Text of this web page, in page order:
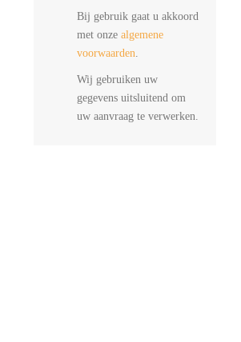
Bij gebruik gaat u akkoord
met onze algemene
voorwaarden.
Wij gebruiken uw
gegevens uitsluitend om
uw aanvraag te verwerken.